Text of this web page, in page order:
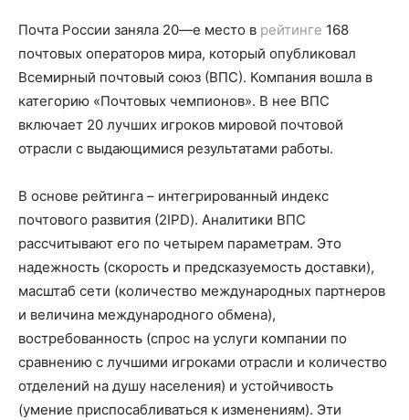
Почта России заняла 20—е место в рейтинге 168
почтовых операторов мира, который опубликовал
Всемирный почтовый союз (ВПС). Компания вошла в
категорию «Почтовых чемпионов». В нее ВПС
включает 20 лучших игроков мировой почтовой
отрасли с выдающимися результатами работы.
В основе рейтинга – интегрированный индекс
почтового развития (2IPD). Аналитики ВПС
рассчитывают его по четырем параметрам. Это
надежность (скорость и предсказуемость доставки),
масштаб сети (количество международных партнеров
и величина международного обмена),
востребованность (спрос на услуги компании по
сравнению с лучшими игроками отрасли и количество
отделений на душу населения) и устойчивость
(умение приспосабливаться к изменениям). Эти